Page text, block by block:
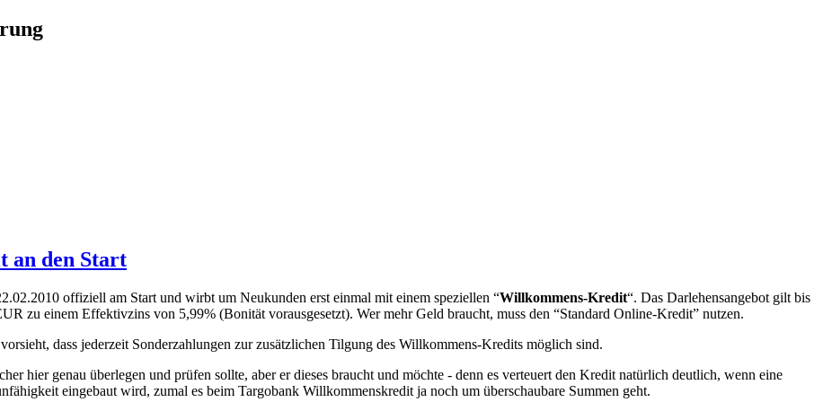
an den Start
offiziell am Start und wirbt um Neukunden erst einmal mit einem speziellen “Willkommens-Kredit“. Das Darlehensangebot gilt bis
zu einem Effektivzins von 5,99% (Bonität vorausgesetzt). Wer mehr Geld braucht, muss den “Standard Online-Kredit” nutzen.
dass jederzeit Sonderzahlungen zur zusätzlichen Tilgung des Willkommens-Kredits möglich sind.
hier genau überlegen und prüfen sollte, aber er dieses braucht und möchte - denn es verteuert den Kredit natürlich deutlich, wenn eine
eingebaut wird, zumal es beim Targobank Willkommenskredit ja noch um überschaubare Summen geht.